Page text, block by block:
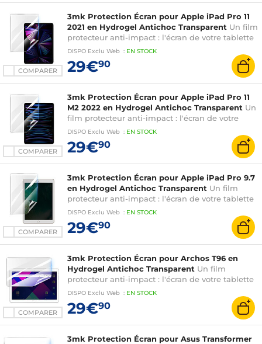
COMPARER
3mk Protection Écran pour Apple iPad Pro 11
2021 en Hydrogel Antichoc Transparent Un film
protecteur anti-impact : l'écran de votre tablette
est renforcé jusqu'à 300%
DISPO Exclu Web : EN STOCK
29€90
COMPARER
3mk Protection Écran pour Apple iPad Pro 11
M2 2022 en Hydrogel Antichoc Transparent Un
film protecteur anti-impact : l'écran de votre
tablette est renforcé jusqu'à 300%
DISPO Exclu Web : EN STOCK
29€90
COMPARER
3mk Protection Écran pour Apple iPad Pro 9.7
en Hydrogel Antichoc Transparent Un film
protecteur anti-impact : l'écran de votre tablette
est renforcé jusqu'à 300%
DISPO Exclu Web : EN STOCK
29€90
COMPARER
3mk Protection Écran pour Archos T96 en
Hydrogel Antichoc Transparent Un film
protecteur anti-impact : l'écran de votre tablette
est renforcé jusqu'à 300%
DISPO Exclu Web : EN STOCK
29€90
3mk Protection Écran pour Asus Transformer